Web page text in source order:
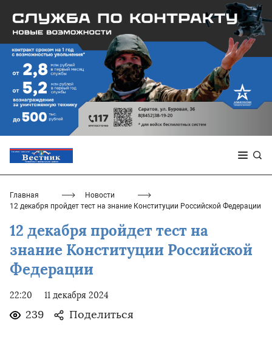
Главная
Новости
12 декабря пройдет тест на знание Конституции Российской Федерации
12 декабря пройдет тест на
знание Конституции Российской
Федерации
22:20 11 декабря 2024
239 Поделиться